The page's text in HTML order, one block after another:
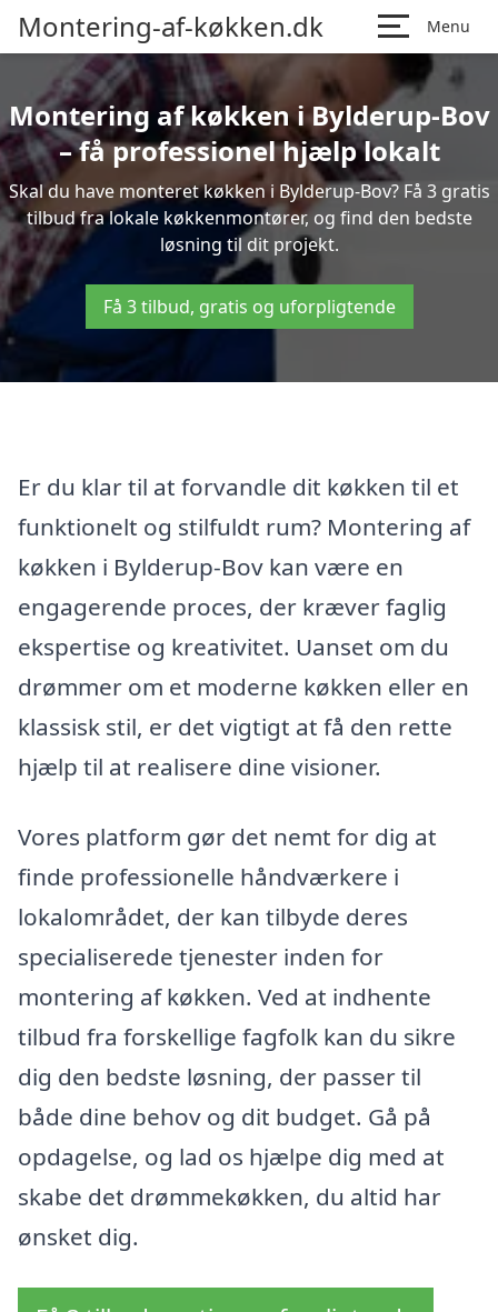
Montering-af-køkken.dk Menu
Montering af køkken i Bylderup-Bov
– få professionel hjælp lokalt
Skal du have monteret køkken i Bylderup-Bov? Få 3 gratis
tilbud fra lokale køkkenmontører, og find den bedste
løsning til dit projekt.
Få 3 tilbud, gratis og uforpligtende
Er du klar til at forvandle dit køkken til et
funktionelt og stilfuldt rum? Montering af
køkken i Bylderup-Bov kan være en
engagerende proces, der kræver faglig
ekspertise og kreativitet. Uanset om du
drømmer om et moderne køkken eller en
klassisk stil, er det vigtigt at få den rette
hjælp til at realisere dine visioner.
Vores platform gør det nemt for dig at
finde professionelle håndværkere i
lokalområdet, der kan tilbyde deres
specialiserede tjenester inden for
montering af køkken. Ved at indhente
tilbud fra forskellige fagfolk kan du sikre
dig den bedste løsning, der passer til
både dine behov og dit budget. Gå på
opdagelse, og lad os hjælpe dig med at
skabe det drømmekøkken, du altid har
ønsket dig.